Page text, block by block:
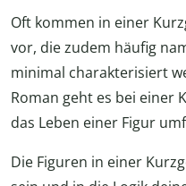
Oft kommen in einer
vor, die zudem häufig
minimal charakterisiert
Roman geht es bei einer
das Leben einer Figur
Die Figuren in einer